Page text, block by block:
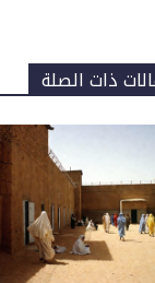
ذات الصلة